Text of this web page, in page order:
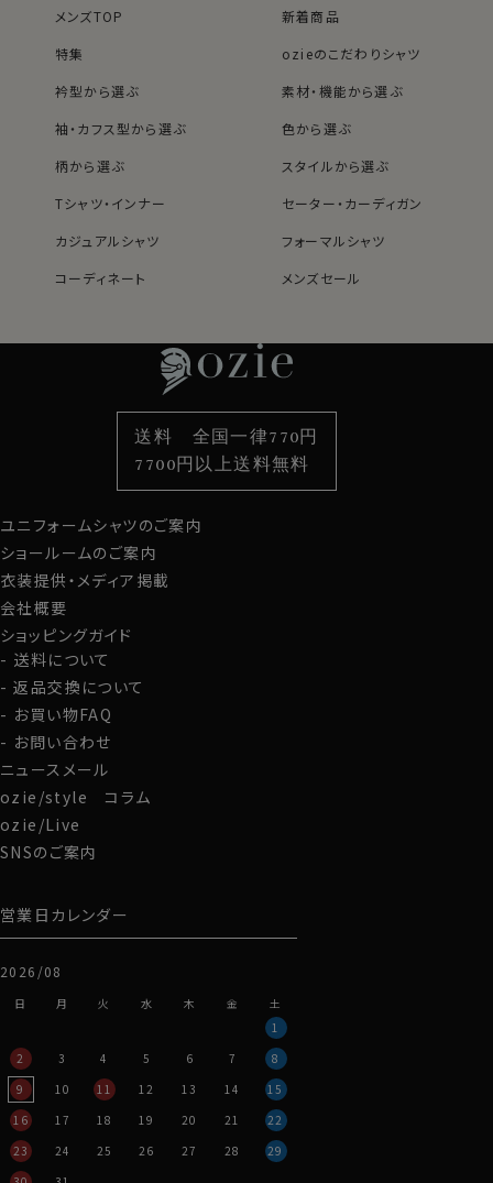
タイドアップに最適なほどよい大きさのワイドカラーを選
択しました。
カフス部分はコンバーチブルカフスになっておりますの
S-37～LL-43・3L-45･4L-47cm / トールM-88・L-90・
スポット商品につき再入荷はございませんのでご了承く
メンズTOP
新着商品
特集
ozieのこだわりシャツ
衿型から選ぶ
素材・機能から選ぶ
袖・カフス型から選ぶ
色から選ぶ
柄から選ぶ
スタイルから選ぶ
Tシャツ・インナー
セーター・カーディガン
カジュアルシャツ
フォーマルシャツ
コーディネート
メンズセール
袖・カフス型から選ぶ
色から選ぶ
柄から選ぶ
スタイルから選ぶ
カジュアルシャツ
定番シャツ
カフスボタン
サスペンダー
財布・名刺入れ
バッグ
ストール・マフラー
グローブ
ユニフォームシャツのご案内
ショールームのご案内
衣装提供・メディア掲載
会社概要
ショッピングガイド
送料について
返品交換について
お買い物FAQ
お問い合わせ
ニュースメール
ozie/style コラム
ozie/Live
SNSのご案内
営業日カレンダー
2026/08
日 月 火 水 木 金
土
1
2
3 4 5 6 7
8
9
10 11 12 13 14
15
16
17 18 19 20 21
22
23
24 25 26 27 28
29
送料 全国一律770円
7700円以上送料無料